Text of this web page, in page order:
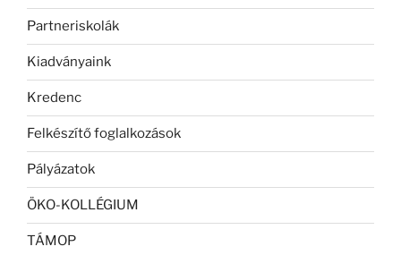
Partneriskolák
Kiadványaink
Kredenc
Felkészítő foglalkozások
Pályázatok
ÖKO-KOLLÉGIUM
TÁMOP